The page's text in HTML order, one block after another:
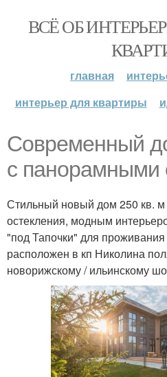
ВСЁ ОБ
главная
интерьер для квартиры
Современный
с панорамными
Стильный новый дом 250 кв.
остекления, модным
"под Тапочки" для
расположен в кп Николина
новорижскому / ильинскому